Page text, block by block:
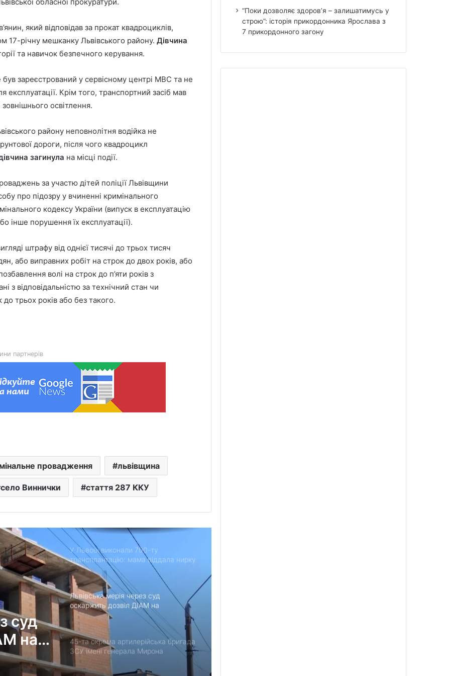
який відповідав за прокат квадроциклів,
17-річну мешканку Львівського району. Дівчина
та навичок безпечного керування.
зареєстрований у сервісному центрі МВС та не
експлуатації. Крім того, транспортний засіб мав
освітлення.
району неповнолітня водійка не
дороги, після чого квадроцикл
загинула на місці події.
за участю дітей поліції Львівщини
про підозру у вчиненні кримінального
кодексу України (випуск в експлуатацію
інше порушення їх експлуатації).
штрафу від однієї тисячі до трьох тисяч
або виправних робіт на строк до двох років, або
волі на строк до п’яти років з
з відповідальністю за технічний стан чи
трьох років або без такого.
партнерів
провадження львівщина
село Виннички стаття 287 ККУ
суд
на
45-та окрема артилерійська бригада
ЗСУ імені генерала Мирона
Тарнавського відзначає 10-річчя
У Львові відкрили новий корпус
“Поки дозволяє здоров’я –
залишатимусь у строю”: історія
прикордонника Ярослава з 7
прикордонного загону
мораторій на російськомовний
У Львові виконали 700-ту
трансплантацію: мама віддала нирку
27-річному синові
Львівська мерія через суд
оскаржить дозвіл ДІАМ на
будівництво на вул. Олесницького
45-та окрема артилерійська бригада
ЗСУ імені генерала Мирона
Тарнавського відзначає 10-річчя
“Поки дозволяє здоров’я – залишатимусь у
строю”: історія прикордонника Ярослава з
7 прикордонного загону